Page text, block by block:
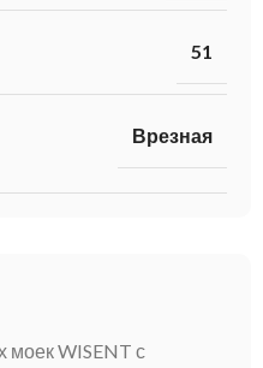
моек WISENT с
51
Врезная